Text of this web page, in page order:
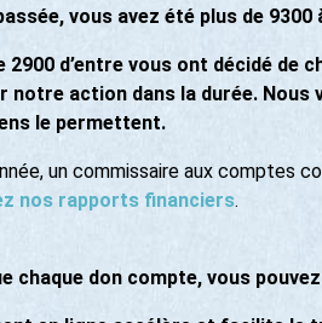
vous avez été plus de
2900 d’entre vous ont décidé de
notre action dans la durée. Nous
le permettent.
un commissaire aux comptes
nos rapports financiers.
chaque don compte, vous